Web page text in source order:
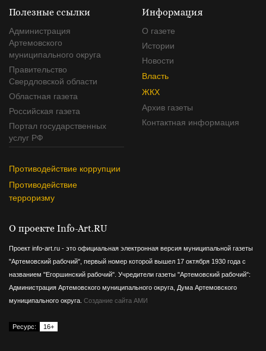
Полезные ссылки
Администрация
Артемовского
муниципального округа
Правительство
Свердловской области
Областная газета
Российская газета
Портал государственных
услуг РФ
Противодействие коррупции
Противодействие
терроризму
Информация
О газете
Истории
Новости
Власть
ЖКХ
Архив газеты
Контактная информация
О проекте Info-Art.RU
Проект info-art.ru - это официальная электронная версия муниципальной газеты
"Артемовский рабочий", первый номер которой вышел 17 октября 1930 года с
названием "Егоршинский рабочий". Учредители газеты "Артемовский рабочий":
Администрация Артемовского муниципального округа, Дума Артемовского
муниципального округа. Создание сайта АМИ
Ресурс: 16+